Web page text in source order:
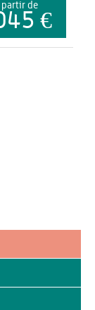
partir de
€